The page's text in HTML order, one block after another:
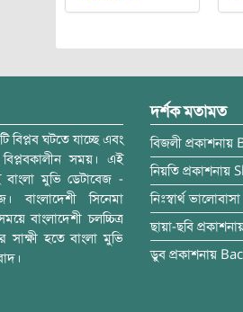
বিপ্লব ঘটতে যাচ্ছে এবং
সময়। এই
মুভি ডেটাবেজ -
বাংলাদেশী সিনেমা
বাংলাদেশী চলচ্চিত্র
সাক্ষী হতে বাংলা মুভি
দর্শক মতামত
বিজলী প্রকাশনায়
নিয়তি প্রকাশনায়
নিঃস্বার্থ ভালোবাসা
ছায়া-ছবি
ডুব প্রকাশনায়